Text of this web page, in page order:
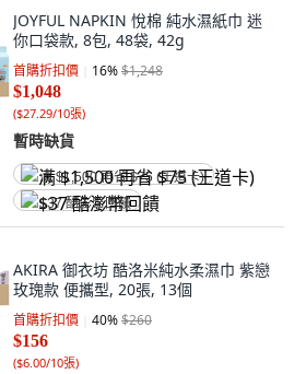
JOYFUL NAPKIN 悅棉 純水濕紙巾 迷
你口袋款, 8包, 48袋, 42g
首購折扣價 16%$1,248
$1,048
($27.29/10張)
暫時缺貨
满 $1,500 再省 $75 (王道卡)
$37 酷澎幣回饋
AKIRA 御衣坊 酷洛米純水柔濕巾 紫戀
玫瑰款 便攜型, 20張, 13個
首購折扣價 40%$260
$156
($6.00/10張)